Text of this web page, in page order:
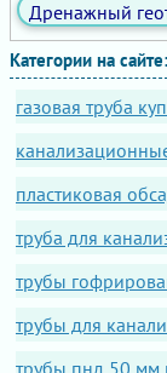
Дренажный
Категории на сайте:
газовая труба
пластиковая
труба для
трубы
трубы для